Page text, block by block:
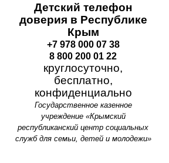
Детский телефон
доверия в Республике
Крым
+7 978 000 07 38
8 800 200 01 22
круглосуточно,
бесплатно,
конфиденциально
Государственное казенное
учреждение «Крымский
республиканский центр социальных
служб для семьи, детей и молодежи»